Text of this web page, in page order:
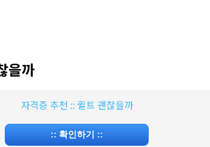
을까
자격증 추천 :: 퀼트 괜찮을까
:: 확인하기 ::